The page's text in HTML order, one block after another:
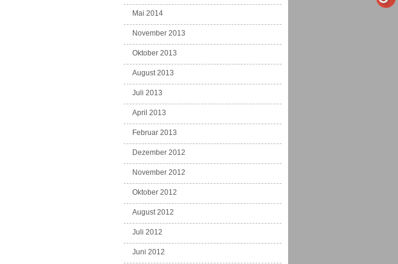
Mai 2014
November 2013
Oktober 2013
August 2013
Juli 2013
April 2013
Februar 2013
Dezember 2012
November 2012
Oktober 2012
August 2012
Juli 2012
Juni 2012